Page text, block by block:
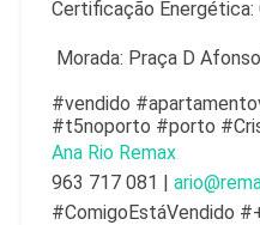
Certificação Energética:
Morada: Praça D
#vendido
#t5noporto #porto
Ana Rio Remax
963 717 081 |
#ComigoEstáVendido